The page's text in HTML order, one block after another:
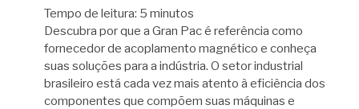
Tempo de leitura: 5 minutos
Descubra por que a Gran Pac é referência como
fornecedor de acoplamento magnético e conheça
suas soluções para a indústria. O setor industrial
brasileiro está cada vez mais atento à eficiência dos
componentes que compõem suas máquinas e